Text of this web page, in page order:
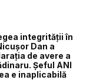
integrității în
Dan a
de avere a
Șeful ANI
e inaplicabilă